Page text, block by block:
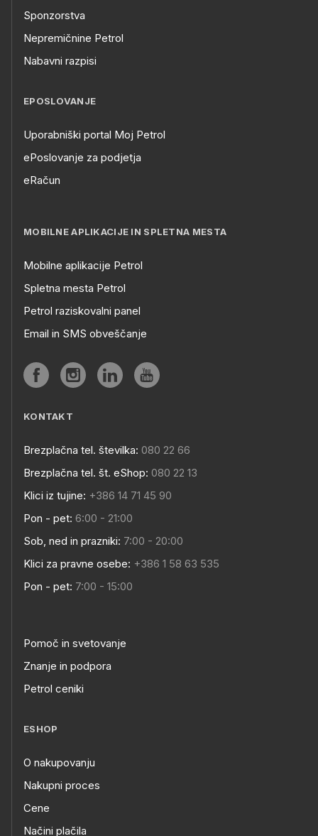
Sponzorstva
Nepremičnine Petrol
Nabavni razpisi
EPOSLOVANJE
Uporabniški portal Moj Petrol
ePoslovanje za podjetja
eRačun
MOBILNE APLIKACIJE IN SPLETNA MESTA
Mobilne aplikacije Petrol
Spletna mesta Petrol
Petrol raziskovalni panel
Email in SMS obveščanje
KONTAKT
Brezplačna tel. številka: 080 22 66
Brezplačna tel. št. eShop: 080 22 13
Klici iz tujine: +386 14 71 45 90
Pon - pet: 6:00 - 21:00
Sob, ned in prazniki: 7:00 - 20:00
Klici za pravne osebe: +386 1 58 63 535
Pon - pet: 7:00 - 15:00
Pomoč in svetovanje
Znanje in podpora
Petrol ceniki
ESHOP
O nakupovanju
Nakupni proces
Cene
Načini plačila